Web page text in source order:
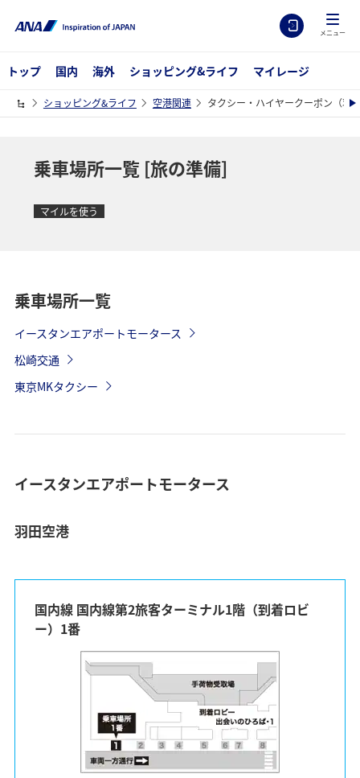
メニュー
トップ 国内 海外 ショッピング&ライフ マイレージ
ショッピング&ライフ 空港関連 タクシー・ハイヤークーポン（羽
乗車場所一覧 [旅の準備]
マイルを使う
乗車場所一覧
イースタンエアポートモータース
松崎交通
東京MKタクシー
イースタンエアポートモータース
羽田空港
国内線 国内線第2旅客ターミナル1階（到着ロビ
ー）1番